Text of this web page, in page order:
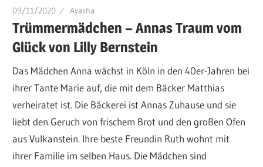
09/11/2020 Ayasha
Trümmermädchen – Annas Traum vom
Glück von Lilly Bernstein
Das Mädchen Anna wächst in Köln in den 40er-Jahren bei
ihrer Tante Marie auf, die mit dem Bäcker Matthias
verheiratet ist. Die Bäckerei ist Annas Zuhause und sie
liebt den Geruch von frischem Brot und den großen Ofen
aus Vulkanstein. Ihre beste Freundin Ruth wohnt mit
ihrer Familie im selben Haus. Die Mädchen sind